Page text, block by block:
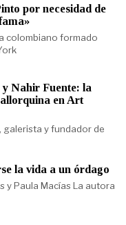
por necesidad de
colombiano formado
Nahir Fuente: la
en Art
galerista y fundador de
la vida a un órdago
y Paula Macías La autora